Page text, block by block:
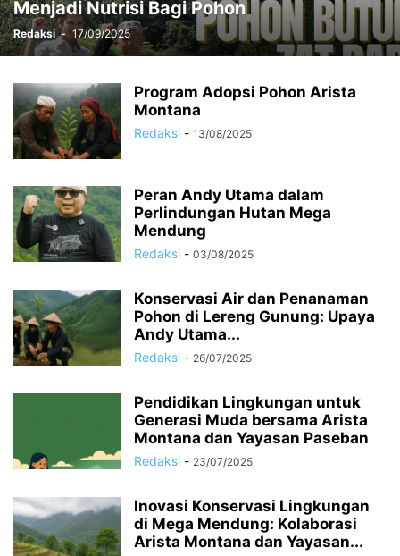
Menjadi Nutrisi Bagi Pohon
Redaksi - 17/09/2025
Program Adopsi Pohon Arista
Montana
Redaksi - 13/08/2025
Peran Andy Utama dalam
Perlindungan Hutan Mega
Mendung
Redaksi - 03/08/2025
Konservasi Air dan Penanaman
Pohon di Lereng Gunung: Upaya
Andy Utama...
Redaksi - 26/07/2025
Pendidikan Lingkungan untuk
Generasi Muda bersama Arista
Montana dan Yayasan Paseban
Redaksi - 23/07/2025
Inovasi Konservasi Lingkungan
di Mega Mendung: Kolaborasi
Arista Montana dan Yayasan...